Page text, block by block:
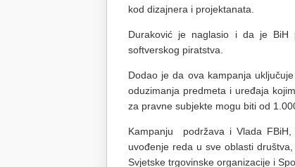
kod dizajnera i projektanata.
Duraković je naglasio i da je BiH
softverskog piratstva.
Dodao je da ova kampanja
oduzimanja predmeta i uređaja
za pravne subjekte mogu biti od
Kampanju podržava i Vlada
uvođenje reda u sve oblasti
Svjetske trgovinske organizacije i